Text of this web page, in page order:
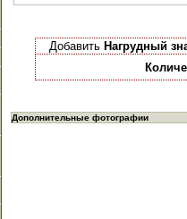
Добавить Нагрудный
Дополнительные фотографии